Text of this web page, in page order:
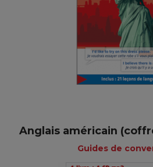
Anglais américain
Guides de